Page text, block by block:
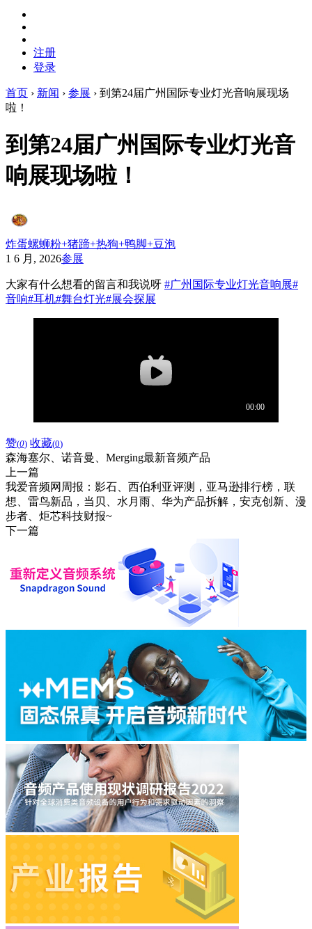
注册
登录
首页 › 新闻 › 参展 › 到第24届广州国际专业灯光音响展现场
啦！
到第24届广州国际专业灯光音
响展现场啦！
炸蛋螺蛳粉+猪蹄+热狗+鸭脚+豆泡
1 6 月, 2026参展
大家有什么想看的留言和我说呀 #广州国际专业灯光音响展#
音响#耳机#舞台灯光#展会探展
赞(0) 收藏(0)
森海塞尔、诺音曼、Merging最新音频产品
上一篇
我爱音频网周报：影石、西伯利亚评测，亚马逊排行榜，联
想、雷鸟新品，当贝、水月雨、华为产品拆解，安克创新、漫
步者、炬芯科技财报~
下一篇